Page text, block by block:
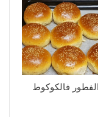
فالكوكوط